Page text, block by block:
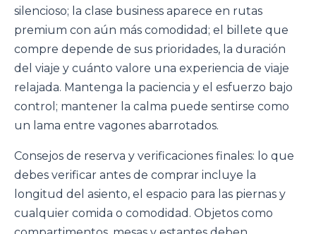
silencioso; la clase business aparece en rutas
premium con aún más comodidad; el billete que
compre depende de sus prioridades, la duración
del viaje y cuánto valore una experiencia de viaje
relajada. Mantenga la paciencia y el esfuerzo bajo
control; mantener la calma puede sentirse como
un lama entre vagones abarrotados.
Consejos de reserva y verificaciones finales: lo que
debes verificar antes de comprar incluye la
longitud del asiento, el espacio para las piernas y
cualquier comida o comodidad. Objetos como